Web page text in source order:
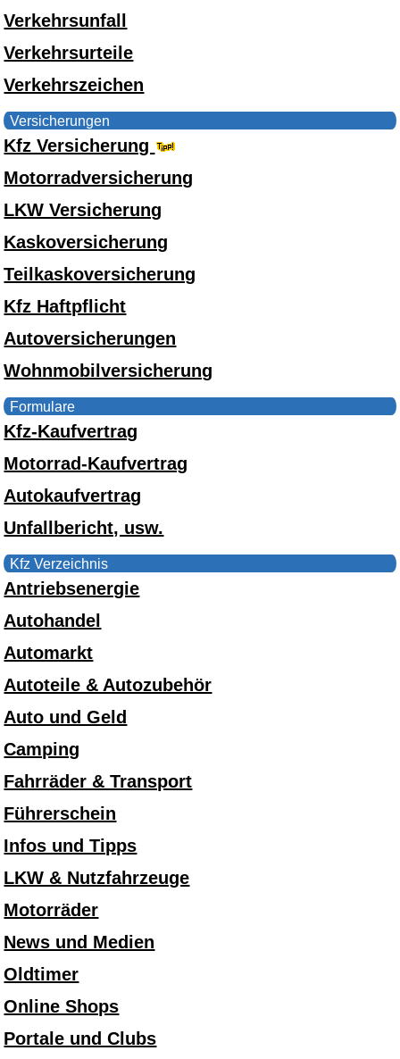
Verkehrsunfall
Verkehrsurteile
Verkehrszeichen
Versicherungen
Kfz Versicherung
Motorradversicherung
LKW Versicherung
Kaskoversicherung
Teilkaskoversicherung
Kfz Haftpflicht
Autoversicherungen
Wohnmobilversicherung
Formulare
Kfz-Kaufvertrag
Motorrad-Kaufvertrag
Autokaufvertrag
Unfallbericht, usw.
Kfz Verzeichnis
Antriebsenergie
Autohandel
Automarkt
Autoteile & Autozubehör
Auto und Geld
Camping
Fahrräder & Transport
Führerschein
Infos und Tipps
LKW & Nutzfahrzeuge
Motorräder
News und Medien
Oldtimer
Online Shops
Portale und Clubs